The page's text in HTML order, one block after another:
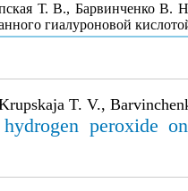
Т. В., Барвинченко В.
гиалуроновой
T. V.,
peroxide